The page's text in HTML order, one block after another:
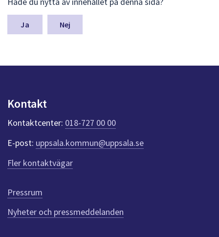
ä
m
a
n
k
e
r
f
ö
r
e
n
n
a
Nej
Kontakt
Kontaktcenter: 018-727 00 00
E-post: uppsala.kommun@uppsala.se
Fler kontaktvägar
Pressrum
Nyheter och pressmeddelanden